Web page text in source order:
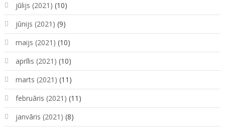
jūlijs (2021) (10)
jūnijs (2021) (9)
maijs (2021) (10)
aprīlis (2021) (10)
marts (2021) (11)
februāris (2021) (11)
janvāris (2021) (8)